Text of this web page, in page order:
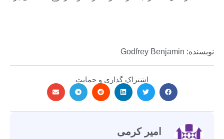
نویسنده: Godfrey Benjamin
اشتراک گذاری و حمایت
امیر کرمی